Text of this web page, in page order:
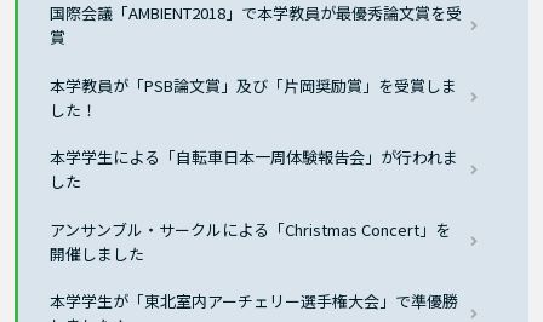
国際会議「AMBIENT2018」で本学教員が最優秀論文賞を受
賞
本学教員が「PSB論文賞」及び「片岡奨励賞」を受賞しま
した！
本学学生による「自転車日本一周体験報告会」が行われま
した
アンサンブル・サークルによる「Christmas Concert」を
開催しました
本学学生が「東北室内アーチェリー選手権大会」で準優勝